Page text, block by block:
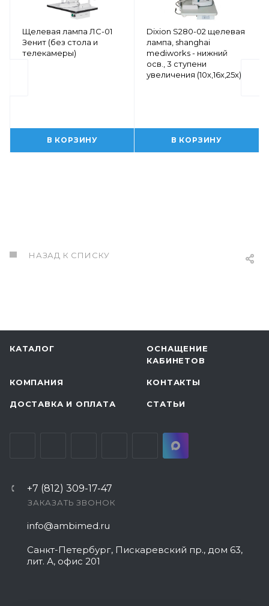
Щелевая лампа ЛС-01
Зенит (без стола и
телекамеры)
В КОРЗИНУ
Dixion S280-02 щелевая
лампа, shanghai
mediworks - нижний
осв., 3 ступени
увеличения (10х,16х,25х)
В КОРЗИНУ
НАЗАД К СПИСКУ
КАТАЛОГ
ОСНАЩЕНИЕ
КАБИНЕТОВ
КОМПАНИЯ КОНТАКТЫ
ДОСТАВКА И ОПЛАТА СТАТЬИ
+7 (812) 309-17-47
ЗАКАЗАТЬ ЗВОНОК
info@ambimed.ru
Санкт-Петербург, Пискаревский пр., дом 63,
лит. А, офис 201